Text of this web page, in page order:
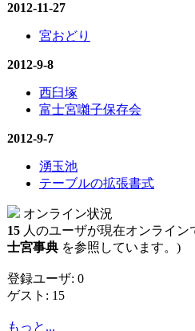
2012-11-27
宮おどり
2012-9-8
西臼塚
富士宮囃子保存会
2012-9-7
湧玉池
テーブルの拡張書式
オンライン状況
15 人のユーザが現在オンライン
士宮事典 を参照しています。)
登録ユーザ: 0
ゲスト: 15
もっと...